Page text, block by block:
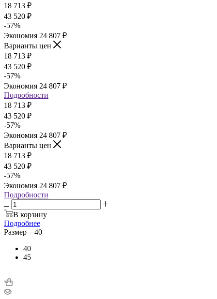
18 713 ₽
43 520 ₽
-57%
Экономия 24 807 ₽
Варианты цен
18 713 ₽
43 520 ₽
-57%
Экономия 24 807 ₽
Подробности
18 713 ₽
43 520 ₽
-57%
Экономия 24 807 ₽
Варианты цен
18 713 ₽
43 520 ₽
-57%
Экономия 24 807 ₽
Подробности
В корзину
Подробнее
Размер—40
40
45